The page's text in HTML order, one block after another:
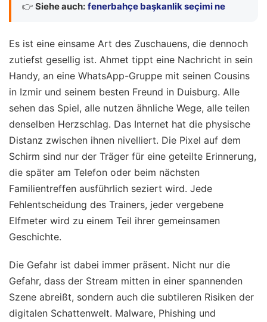
👉 Siehe auch: fenerbahçe başkanlik seçimi ne
Es ist eine einsame Art des Zuschauens, die dennoch
zutiefst gesellig ist. Ahmet tippt eine Nachricht in sein
Handy, an eine WhatsApp-Gruppe mit seinen Cousins
in Izmir und seinem besten Freund in Duisburg. Alle
sehen das Spiel, alle nutzen ähnliche Wege, alle teilen
denselben Herzschlag. Das Internet hat die physische
Distanz zwischen ihnen nivelliert. Die Pixel auf dem
Schirm sind nur der Träger für eine geteilte Erinnerung,
die später am Telefon oder beim nächsten
Familientreffen ausführlich seziert wird. Jede
Fehlentscheidung des Trainers, jeder vergebene
Elfmeter wird zu einem Teil ihrer gemeinsamen
Geschichte.
Die Gefahr ist dabei immer präsent. Nicht nur die
Gefahr, dass der Stream mitten in einer spannenden
Szene abreißt, sondern auch die subtileren Risiken der
digitalen Schattenwelt. Malware, Phishing und